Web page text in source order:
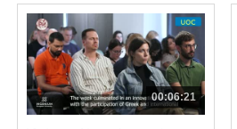
00:06:21